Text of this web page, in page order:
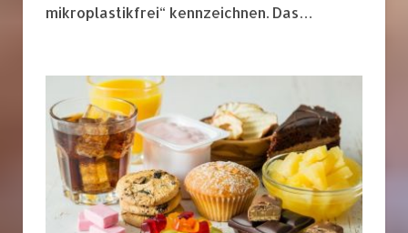
mikroplastikfrei“ kennzeichnen. Das…